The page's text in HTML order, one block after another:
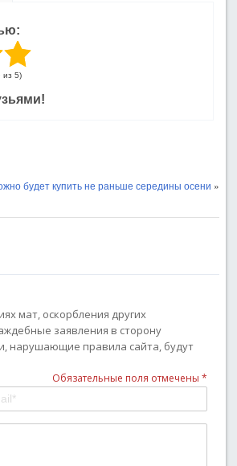
из 5)
будет купить не раньше середины осени »
мат, оскорбления других
заявления в сторону
нарушающие правила сайта, будут
Обязательные поля отмечены *